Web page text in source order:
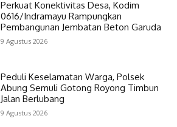
Perkuat Konektivitas Desa, Kodim
0616/Indramayu Rampungkan
Pembangunan Jembatan Beton Garuda
9 Agustus 2026
Peduli Keselamatan Warga, Polsek
Abung Semuli Gotong Royong Timbun
Jalan Berlubang
9 Agustus 2026